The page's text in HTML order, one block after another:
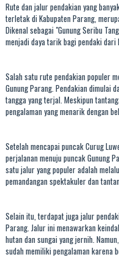
Rute dan jalur pendakian yang
terletak di Kabupaten Parang,
Dikenal sebagai "Gunung Seribu
menjadi daya tarik bagi pendaki dari
Salah satu rute pendakian populer
Gunung Parang. Pendakian dimulai
tangga yang terjal. Meskipun
pengalaman yang menarik dengan
Setelah mencapai puncak Curug
perjalanan menuju puncak Gunung
satu jalur yang populer adalah
pemandangan spektakuler dan
Selain itu, terdapat juga jalur
Parang. Jalur ini menawarkan
hutan dan sungai yang jernih.
sudah memiliki pengalaman karena